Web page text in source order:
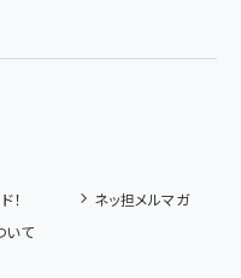
！
ネッ担メルマガ
いて